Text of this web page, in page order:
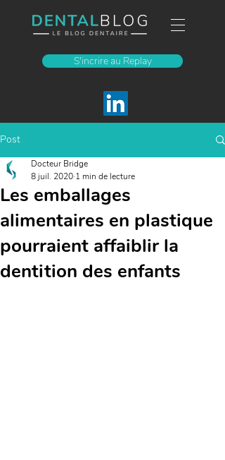
S'incrire au Replay
Post
Les emballages
alimentaires en plastique
pourraient affaiblir la
dentition des enfants
Docteur Bridge
8 juil. 2020 1 min de lecture